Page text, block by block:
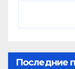
Последние